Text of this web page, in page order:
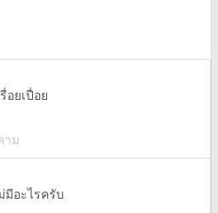
อยเปื่อย
าม
มีอะไรครับ